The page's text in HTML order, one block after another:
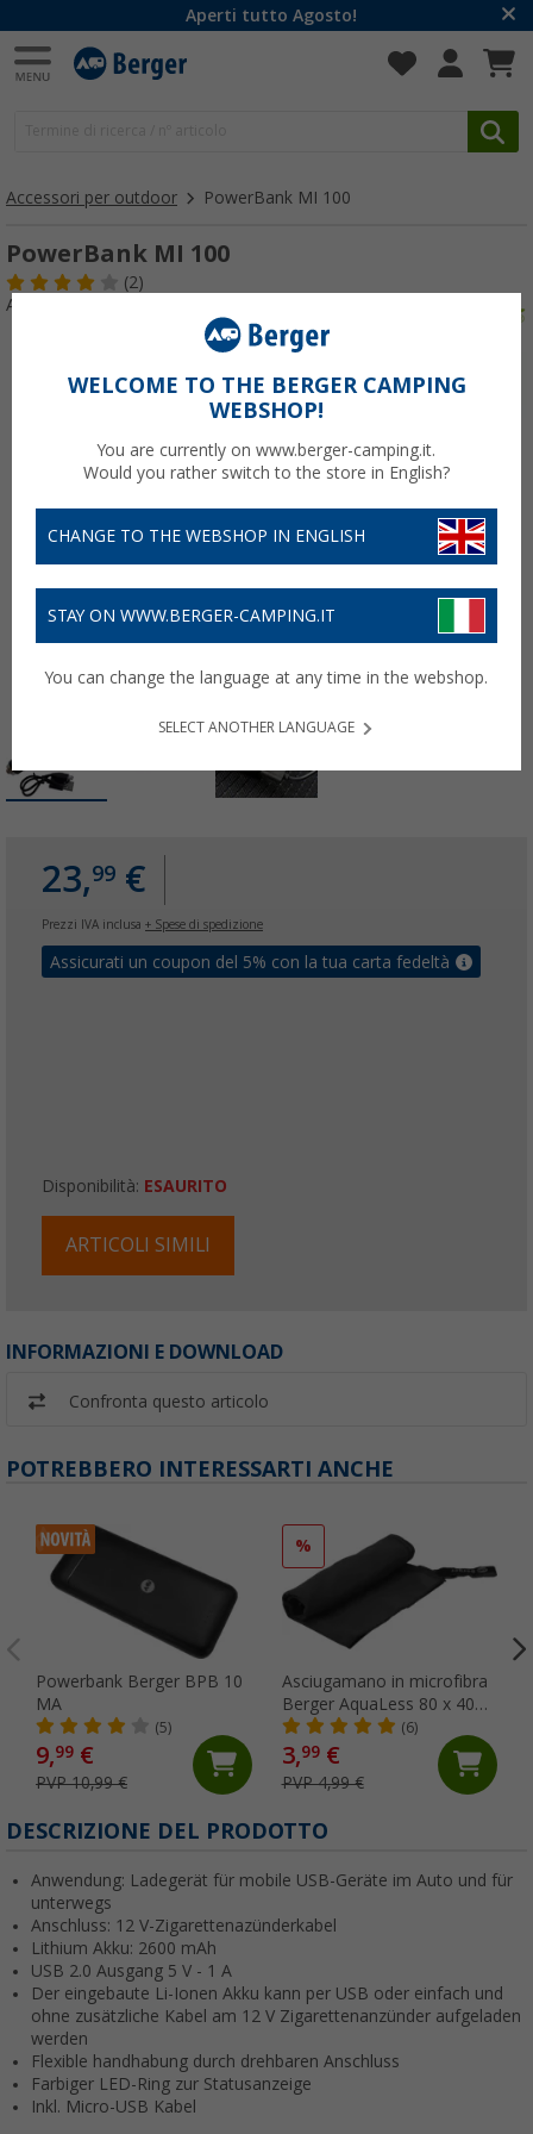
Aperti tutto Agosto!
Accessori per outdoor PowerBank MI 100
PowerBank MI 100
(2)
Articolo n: 255770
23,99 €
Prezzi IVA inclusa + Spese di spedizione
Assicurati un coupon del 5% con la tua carta fedeltà
Disponibilità: ESAURITO
ARTICOLI SIMILI
INFORMAZIONI E DOWNLOAD
Confronta questo articolo
POTREBBERO INTERESSARTI ANCHE
Powerbank Berger BPB 10
MA
(5)
9,99 €
PVP 10,99 €
%
Asciugamano in microfibra
Berger AquaLess 80 x 40
cm antracite
(6)
3,99€
PVP 4,99 €
DESCRIZIONE DEL PRODOTTO
Anwendung: Ladegerät für mobile USB-Geräte im Auto und für
unterwegs
Anschluss: 12 V-Zigarettenazünderkabel
Lithium Akku: 2600 mAh
USB 2.0 Ausgang 5 V - 1 A
Der eingebaute Li-Ionen Akku kann per USB oder einfach und
ohne zusätzliche Kabel am 12 V Zigarettenanzünder aufgeladen
werden
Flexible handhabung durch drehbaren Anschluss
Farbiger LED-Ring zur Statusanzeige
Inkl. Micro-USB Kabel
WELCOME TO THE BERGER CAMPING
WEBSHOP!
You are currently on www.berger-camping.it.
Would you rather switch to the store in English?
CHANGE TO THE WEBSHOP IN ENGLISH
STAY ON WWW.BERGER-CAMPING.IT
You can change the language at any time in the webshop.
SELECT ANOTHER LANGUAGE